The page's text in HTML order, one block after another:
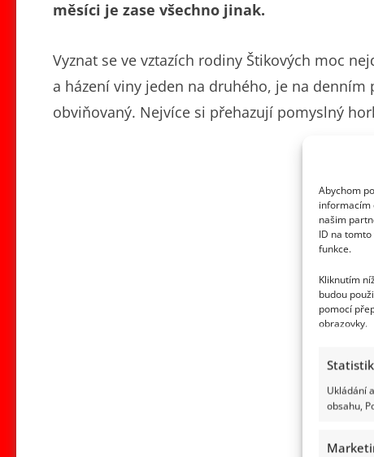
Abychom
informacím
našim
ID na
funkce.
Kliknutím
budou
pomocí
obrazovky.
Ukládání
obsahu,
měsíci je zase všechno jinak.
Vyznat se ve vztazích rodiny Štikových moc
a házení viny jeden na druhého, je na
obviňovaný. Nejvíce si přehazují pomyslný